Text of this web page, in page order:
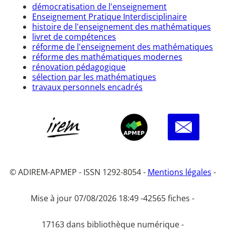
démocratisation de l'enseignement
Enseignement Pratique Interdisciplinaire
histoire de l'enseignement des mathématiques
livret de compétences
réforme de l'enseignement des mathématiques
réforme des mathématiques modernes
rénovation pédagogique
sélection par les mathématiques
travaux personnels encadrés
© ADIREM-APMEP - ISSN 1292-8054 - Mentions légales -
Mise à jour 07/08/2026 18:49 -42565 fiches -
17163 dans bibliothèque numérique -